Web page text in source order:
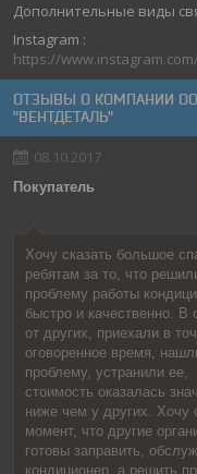
Instagram
ОТЗЫВЫ О КОМПАНИИ
"ВЕНТДЕТАЛЬ"
08.10.2017
Покупатель
Хочу сказать большое
ребятам за то, что
проблему работы
быстро и качественно. В
от других, приехали в
оговоренное время,
проблему, устранили ее,
стоимость оказалась
ниже чем у других. Хочу
момент, что другие
готовы заправить,
кондиционер, а решить